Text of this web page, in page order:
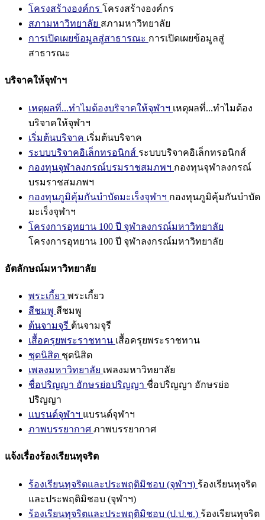
โครงสร้างองค์กร โครงสร้างองค์กร
สภามหาวิทยาลัย สภามหาวิทยาลัย
การเปิดเผยข้อมูลสู่สาธารณะ การเปิดเผยข้อมูลสู่
สาธารณะ
บริจาคให้จุฬาฯ
เหตุผลที่...ทำไมต้องบริจาคให้จุฬาฯ เหตุผลที่...ทำไมต้อง
บริจาคให้จุฬาฯ
เริ่มต้นบริจาค เริ่มต้นบริจาค
ระบบบริจาคอิเล็กทรอนิกส์ ระบบบริจาคอิเล็กทรอนิกส์
กองทุนจุฬาลงกรณ์บรมราชสมภพฯ กองทุนจุฬาลงกรณ์
บรมราชสมภพฯ
กองทุนภูมิคุ้มกันบำบัดมะเร็งจุฬาฯ กองทุนภูมิคุ้มกันบำบัด
มะเร็งจุฬาฯ
โครงการอุทยาน 100 ปี จุฬาลงกรณ์มหาวิทยาลัย
โครงการอุทยาน 100 ปี จุฬาลงกรณ์มหาวิทยาลัย
อัตลักษณ์มหาวิทยาลัย
พระเกี้ยว พระเกี้ยว
สีชมพู สีชมพู
ต้นจามจุรี ต้นจามจุรี
เสื้อครุยพระราชทาน เสื้อครุยพระราชทาน
ชุดนิสิต ชุดนิสิต
เพลงมหาวิทยาลัย เพลงมหาวิทยาลัย
ชื่อปริญญา อักษรย่อปริญญา ชื่อปริญญา อักษรย่อ
ปริญญา
แบรนด์จุฬาฯ แบรนด์จุฬาฯ
ภาพบรรยากาศ ภาพบรรยากาศ
แจ้งเรื่องร้องเรียนทุจริต
ร้องเรียนทุจริตและประพฤติมิชอบ (จุฬาฯ) ร้องเรียนทุจริต
และประพฤติมิชอบ (จุฬาฯ)
ร้องเรียนทุจริตและประพฤติมิชอบ (ป.ป.ช.) ร้องเรียนทุจริต